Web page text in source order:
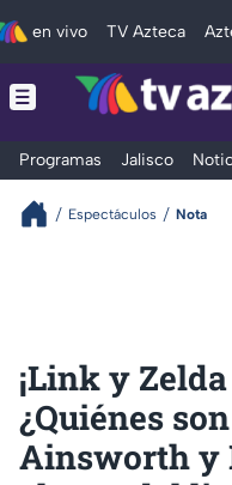
en vivo TV Azteca
Programas Jalisco
Espectáculos Nota
¡Link y
¿Quiénes
Ainsworth y